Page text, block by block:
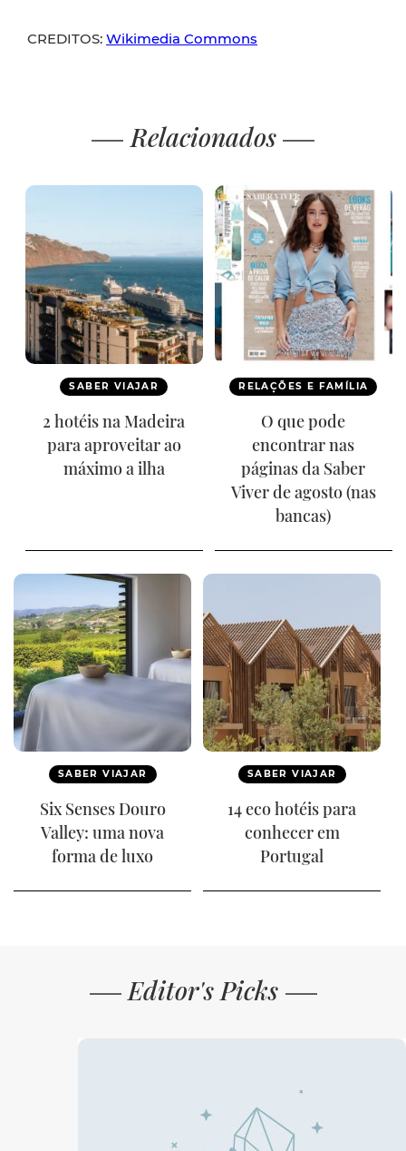
CREDITOS: Wikimedia Commons
Relacionados
SABER VIAJAR
2 hotéis na Madeira
para aproveitar ao
máximo a ilha
RELAÇÕES E FAMÍLIA
O que pode
encontrar nas
páginas da Saber
Viver de agosto (nas
bancas)
SABER VIAJAR
Six Senses Douro
Valley: uma nova
forma de luxo
SABER VIAJAR
14 eco hotéis para
conhecer em
Portugal
Editor's Picks